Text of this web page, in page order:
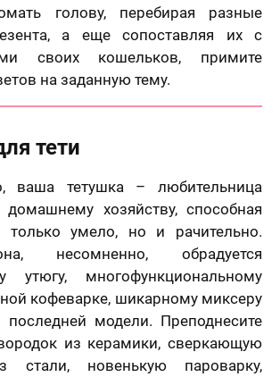
голову, перебирая разные
а еще сопоставляя их с
своих кошельков, примите
на заданную тему.
тети
ваша тетушка – любительница
домашнему хозяйству, способная
только умело, но и рачительно.
несомненно, обрадуется
утюгу, многофункциональному
кофеварке, шикарному миксеру
последней модели. Преподнесите
из керамики, сверкающую
стали, новенькую пароварку,